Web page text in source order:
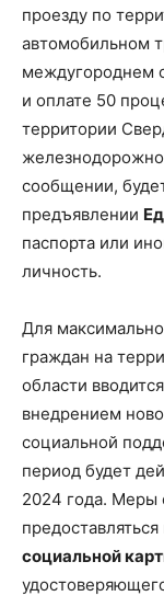
проезду по
автомобильном
междугороднем
и оплате 50
территории
сообщении,
предъявлении
паспорта или
личность.
Для
граждан на
области
внедрением
социальной
период будет
2024 года. Меры
социальной